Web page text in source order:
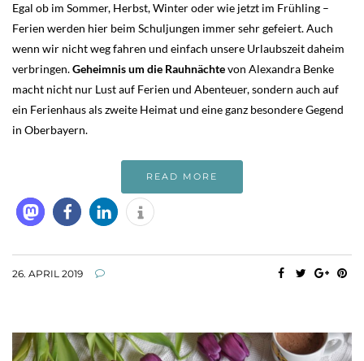
Egal ob im Sommer, Herbst, Winter oder wie jetzt im Frühling –
Ferien werden hier beim Schuljungen immer sehr gefeiert. Auch
wenn wir nicht weg fahren und einfach unsere Urlaubszeit daheim
verbringen.Geheimnis um die Rauhnächtevon Alexandra Benke
macht nicht nur Lust auf Ferien und Abenteuer, sondern auch auf
ein Ferienhaus als zweite Heimat und eine ganz besondere Gegend
in Oberbayern.
READ MORE
26. APRIL 2019